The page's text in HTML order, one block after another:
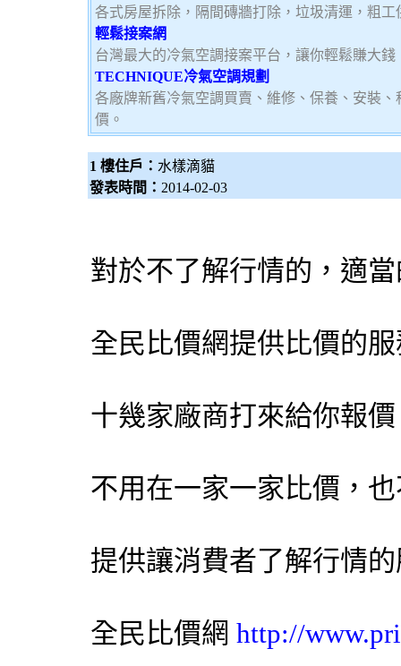
各式房屋拆除，隔間磚牆打除，垃圾清運，粗工
輕鬆接案網
台灣最大的冷氣空調接案平台，讓你輕鬆賺大
TECHNIQUE冷氣空調規劃
各廠牌新舊冷氣空調買賣、維修、保養、安裝
價。
1 樓住戶： 水樣滴貓
發表時間： 2014-02-03
對於不了解行情的，適
全民比價網提供比價的
十幾家廠商打來給你報
不用在一家一家比價，
提供讓消費者了解行情
全民比價網 http://